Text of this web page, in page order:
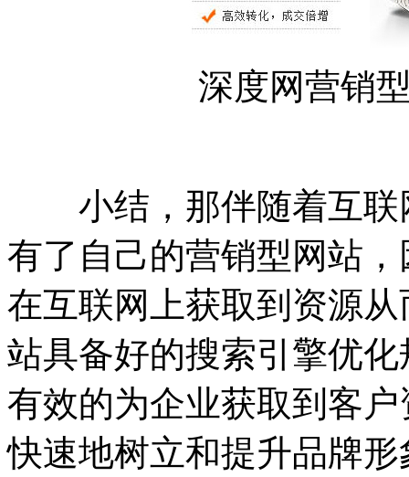
深度网营销
小结，那伴随着互联
有了自己的营销型网站，
在互联网上获取到资源
站具备好的搜索引擎优
有效的为企业获取到客
快速地树立和提升品牌形